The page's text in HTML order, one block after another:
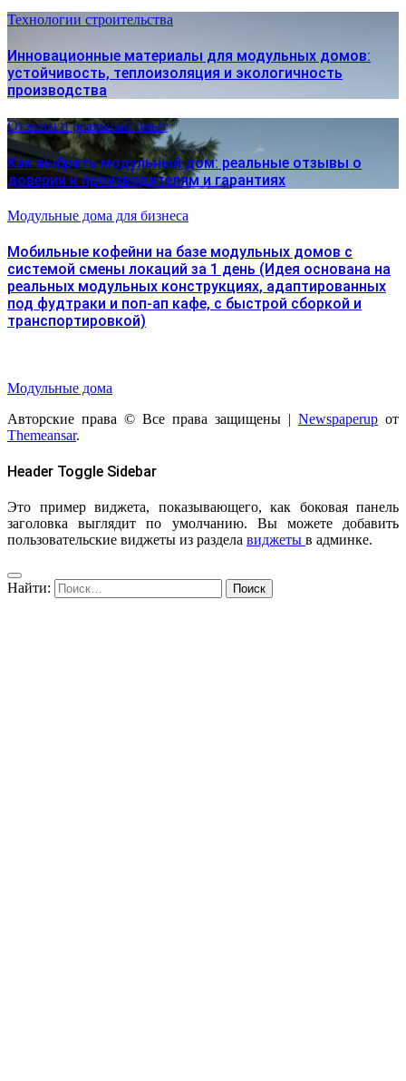
Технологии строительства
Инновационные материалы для модульных домов:
устойчивость, теплоизоляция и экологичность
производства
Отзывы и реальный опыт
Как выбрать модульный дом: реальные отзывы о
доверии к производителям и гарантиях
Модульные дома для бизнеса
Мобильные кофейни на базе модульных домов с
системой смены локаций за 1 день (Идея основана на
реальных модульных конструкциях, адаптированных
под фудтраки и поп-ап кафе, с быстрой сборкой и
транспортировкой)
Модульные дома
Авторские права © Все права защищены | Newspaperup от
Themeansar.
Header Toggle Sidebar
Это пример виджета, показывающего, как боковая панель
заголовка выглядит по умолчанию. Вы можете добавить
пользовательские виджеты из раздела виджеты в админке.
Найти: